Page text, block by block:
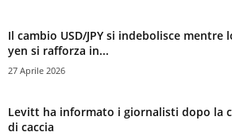
Il cambio USD/JPY si indebolisce mentre
yen si rafforza in...
27 Aprile 2026
Levitt ha informato i giornalisti dopo la
di caccia